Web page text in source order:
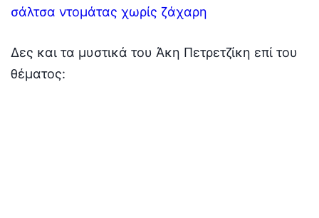
σάλτσα ντομάτας χωρίς ζάχαρη
Δες και τα μυστικά του Άκη Πετρετζίκη επί του
θέματος: